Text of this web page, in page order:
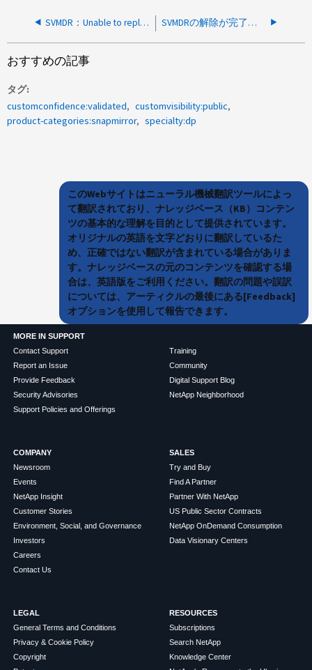
SVMDR：Unable to replicate snapshot autodelete feature to destination SVMDRの解除が完了しますが、関係がhealthy falseと表示されます
おすすめの記事
タグ
customconfidence:validated
customvisibility:public
product-categories:snapmirror
specialty:dp
このWebサイトはニューラル機械翻訳ツールによっ
て翻訳されており、ナレッジベース（KB）コンテン
ツの基本的な理解を目的として提供されています。
オリジナルの英語を文字どおりに翻訳しているた
め、正確ではない翻訳が含まれている場合がありま
す。ナレッジベースの元のコンテンツを確認する場
合は、英語版をご利用ください。翻訳の問題や誤訳
については、アーティクルの最後にある[Feedback]
オプションを使用して報告できます。
MORE IN SUPPORT
Contact Support
Report an Issue
Provide Feedback
Security Advisories
Support Policies and Offerings
Training
Community
Digital Support Blog
NetApp Neighborhood
COMPANY
Newsroom
Events
NetApp Insight
Customer Stories
Environment, Social, and Governance
Investors
Careers
Contact Us
SALES
Try and Buy
Find A Partner
Partner With NetApp
US Public Sector Contracts
NetApp OnDemand Consumption
Data Visionary Centers
LEGAL
General Terms and Conditions
Privacy & Cookie Policy
Copyright
RESOURCES
Subscriptions
Search NetApp
Knowledge Center